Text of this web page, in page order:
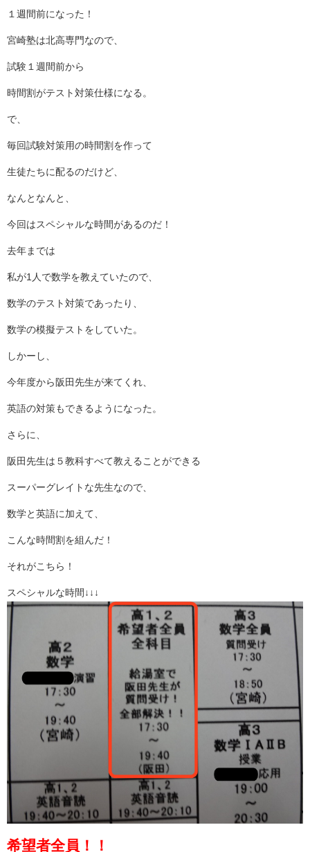
１週間前になった！
宮崎塾は北高専門なので、
試験１週間前から
時間割がテスト対策仕様になる。
で、
毎回試験対策用の時間割を作って
生徒たちに配るのだけど、
なんとなんと、
今回はスペシャルな時間があるのだ！
去年までは
私が1人で数学を教えていたので、
数学のテスト対策であったり、
数学の模擬テストをしていた。
しかーし、
今年度から阪田先生が来てくれ、
英語の対策もできるようになった。
さらに、
阪田先生は５教科すべて教えることができる
スーパーグレイトな先生なので、
数学と英語に加えて、
こんな時間割を組んだ！
それがこちら！
スペシャルな時間↓↓↓
希望者全員！！